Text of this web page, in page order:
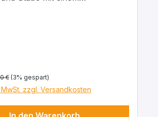
Preis:
€ (3% gespart)
zzgl. Versandkosten